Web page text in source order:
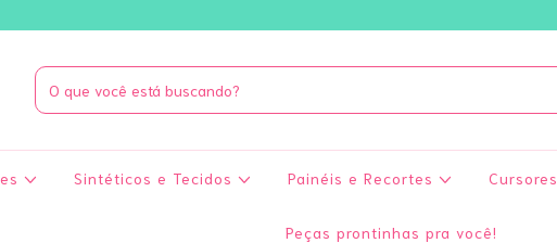
Sintéticos e Tecidos Painéis e Recortes Cursores
Peças prontinhas pra você!